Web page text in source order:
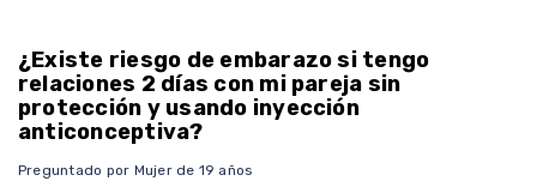
¿Existe riesgo de embarazo si tengo
relaciones 2 días con mi pareja sin
protección y usando inyección
anticonceptiva?
Preguntado por Mujer de 19 años